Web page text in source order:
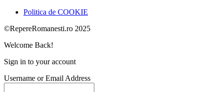
Politica de COOKIE
©RepereRomanesti.ro 2025
Welcome Back!
Sign in to your account
Username or Email Address